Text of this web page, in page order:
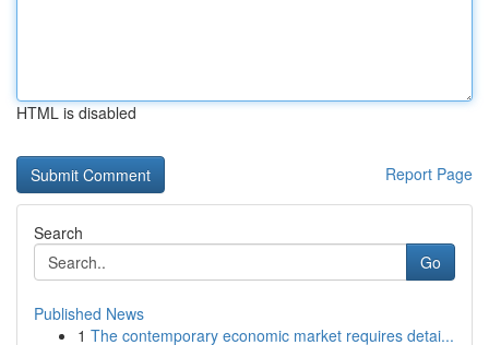
HTML is disabled
Report Page
Search
Go
Published News
1 The contemporary economic market requires detai...